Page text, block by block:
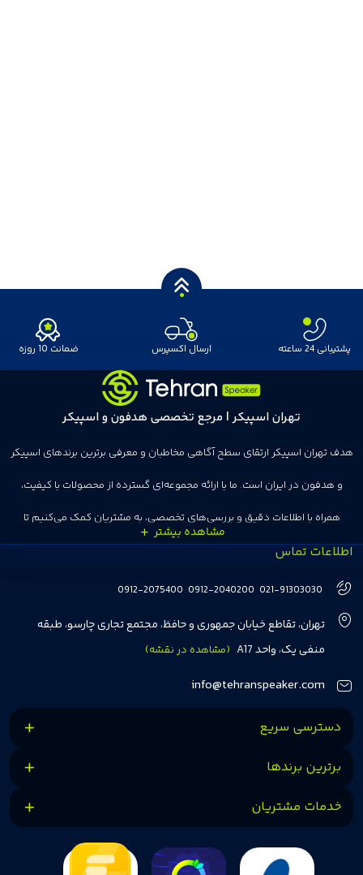
پشتیبانی 24 ساعته ارسال اکسپرس ضمانت 10 روزه
تهران اسپیکر | مرجع تخصصی هدفون و اسپیکر
هدف تهران اسپیکر ارتقای سطح آگاهی مخاطبان و معرفی برترین برندهای اسپیکر
و هدفون در ایران است. ما با ارائه مجموعه‌ای گسترده از محصولات با کیفیت،
همراه با اطلاعات دقیق و بررسی‌های تخصصی، به مشتریان کمک می‌کنیم تا
انتخاب‌های درست و هوشمندانه‌ای داشته باشند. تهران اسپیکر با تجربه‌ای بیش از
هفت سال در این زمینه، بر ایجاد تجربه خریدی آسان، سریع و مطمئن تمرکز دارد تا
مشتریان بتوانند با خیالی آسوده از انتخاب خود لذت ببرند. ما به رضایت و اعتماد
مشتریان اهمیت می‌دهیم و همواره در تلاشیم تا بهترین‌ها را برای آن‌ها فراهم
کنیم.
اطلاعات تماس
021-91303030
0912-2040200
0912-2075400
تهران، تقاطع خیابان جمهوری و حافظ، مجتمع تجاری چارسو، طبقه
منفی یک، واحد A17
(مشاهده در نقشه)
info@tehranspeaker.com
دسترسی سریع
برترین برندها
خدمات مشتریان